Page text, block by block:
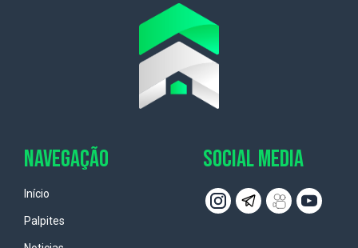
NAVEGAÇÃO
Início
Palpites
SOCIAL MEDIA